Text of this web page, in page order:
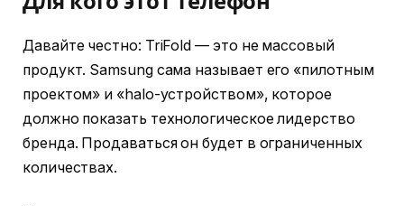
Давайте честно: TriFold — это не массовый
продукт. Samsung сама называет его «пилотным
проектом» и «halo-устройством», которое
должно показать технологическое лидерство
бренда. Продаваться он будет в ограниченных
количествах.